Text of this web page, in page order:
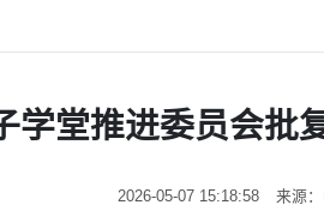
学堂推进委员会批
2026-05-07 15:18:58 来源